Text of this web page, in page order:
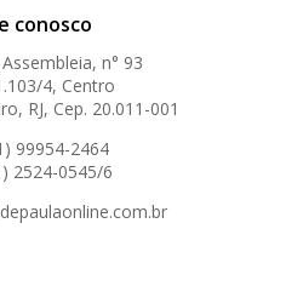
conosco
n° 93
4, Centro
RJ, Cep. 20.011-001
99954-2464
2524-0545/6